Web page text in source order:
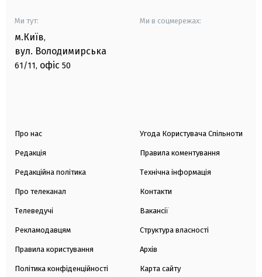
Ми тут:
м.Київ,
вул. Володимирська
61/11, офіс 50
Ми в соцмережах:
Про нас
Редакція
Редакційна політика
Про телеканал
Телеведучі
Рекламодавцям
Правила користування
Політика конфіденційності
Угода Користувача Спільноти
Правила коментування
Технічна інформація
Контакти
Вакансії
Структура власності
Архів
Карта сайту